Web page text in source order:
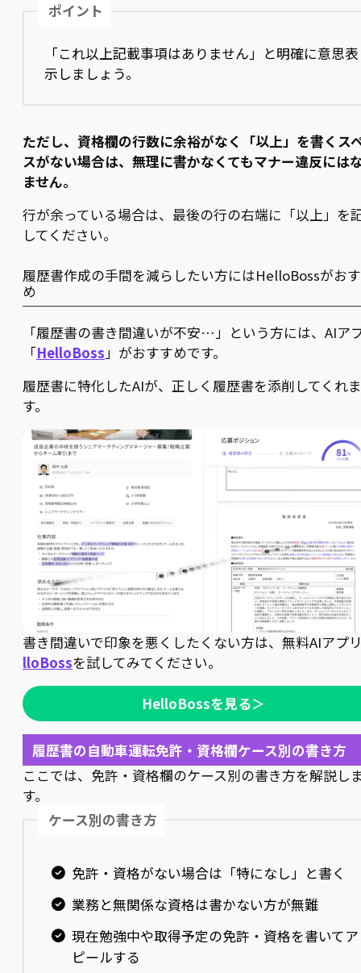
ポイント
「これ以上記載事項はありません」と明確に意思表
示しましょう。
ただし、資格欄の行数に余裕がなく「以上」を書くス
スがない場合は、無理に書かなくてもマナー違反には
ません。
行が余っている場合は、最後の行の右端に「以上」を
してください。
履歴書作成の手間を減らしたい方にはHelloBossがお
め
「履歴書の書き間違いが不安…」という方には、AIア
「HelloBoss」がおすすめです。
履歴書に特化したAIが、正しく履歴書を添削してくれま
す。
書き間違いで印象を悪くしたくない方は、無料AIアプ
lloBossを試してみてください。
HelloBossを見る＞
履歴書の自動車運転免許・資格欄ケース別の書き方
ここでは、免許・資格欄のケース別の書き方を解説し
す。
ケース別の書き方
免許・資格がない場合は「特になし」と書く
業務と無関係な資格は書かない方が無難
現在勉強中や取得予定の免許・資格を書いてア
ピールする